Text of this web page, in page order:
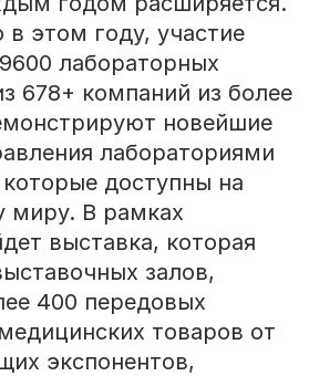
этом году, участие
лабораторных
678+ компаний из более
новейшие
лабораториями
доступны на
миру. В рамках
выставка, которая
залов,
400 передовых
товаров от
экспонентов,